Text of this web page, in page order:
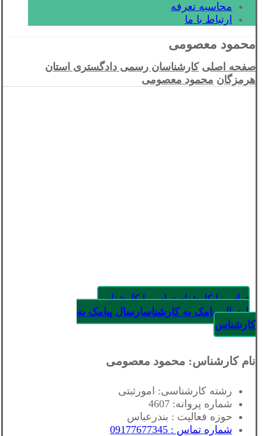
محاسبه تعرفه
ارتباط با ما
محمود معصومی
صفحه اصلی کارشناسان رسمی دادگستری استان
هرمزگان محمود معصومی
تماس با کارشناستماس با کارشناس
ارسال پیامک به کارشناسارسال پیامک به
کارشناس
نام کارشناس: محمود معصومی
رشته کارشناسی: امورثبتی
شماره پروانه: 4607
حوزه فعالیت : بندرعباس
شماره تماس : 09177677345